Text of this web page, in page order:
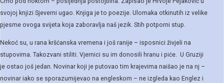
svojoj knjizi Sjeverni ugao. Knjiga je to poezije. Ulomaka otkinutih iz velike
pjesme ovoga svijeta koja zaboravlja naš jezik. Stih potporni stup.
Nekoć su, u rana kršćanska vremena i još ranije – isposnici živjeli na
stupovima. Takozvani stiliti. Vjernici su im donosili hranu i piće. U Gruziji
je ostao još jedan. Novinar koji je putovao tim krajevima naišao je na nj –
novinar iako se sporazumijevao na engleskom – ne izgleda kao Englez i